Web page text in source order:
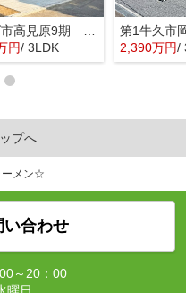
円/ 3LDK 2,390万円/
プへ
ーメン☆
い合わせ
～20：00